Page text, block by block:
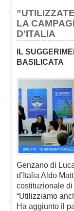
LA
D’ITALIA
IL
BASILICATA
Genzano di
d’Italia Aldo
costituzionale
“Utilizziamo
Ha aggiunto il